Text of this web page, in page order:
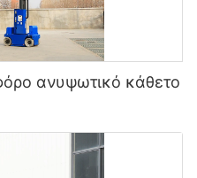
ανυψωτικό κάθετο